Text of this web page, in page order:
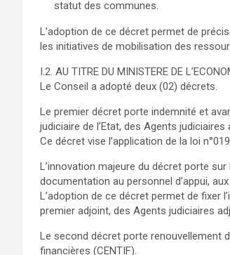
statut des communes.
L’adoption de ce décret permet de
les initiatives de mobilisation des
I.2. AU TITRE DU MINISTERE DE
Le Conseil a adopté deux (02) décrets.
Le premier décret porte indemnité et
judiciaire de l’Etat, des Agents
Ce décret vise l’application de la loi
L’innovation majeure du décret porte
documentation au personnel d’appui,
L’adoption de ce décret permet de fixer
premier adjoint, des Agents judiciaires
Le second décret porte renouvellement
financières (CENTIF).